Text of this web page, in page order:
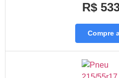
R$
Compre